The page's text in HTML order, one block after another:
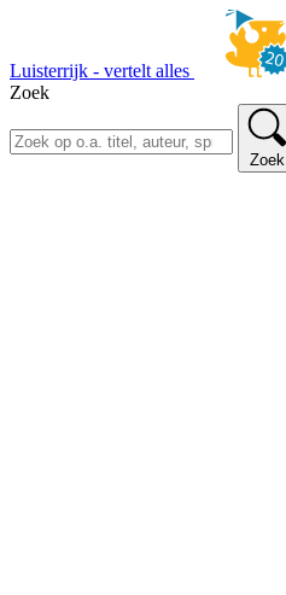
Luisterrijk - vertelt alles
Zoek
Zoek